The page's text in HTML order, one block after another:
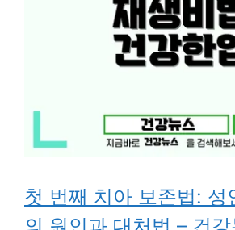
첫 번째 치아 보존법: 성